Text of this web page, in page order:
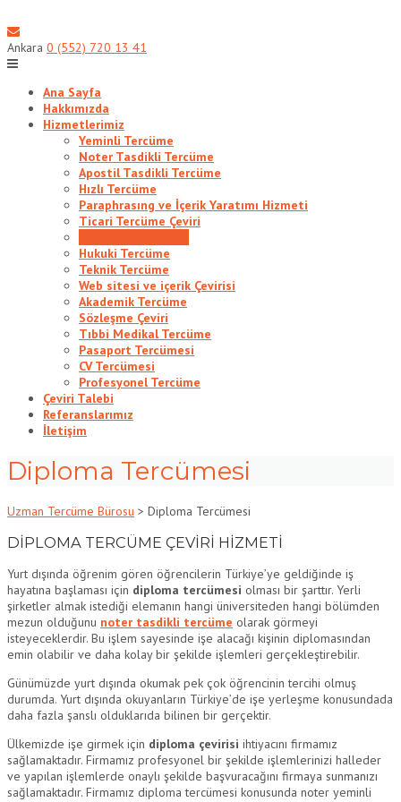
to
content
Ankara 0 (552) 720 13 41
Ana Sayfa
Hakkımızda
Hizmetlerimiz
Yeminli Tercüme
Noter Tasdikli Tercüme
Apostil Tasdikli Tercüme
Hızlı Tercüme
Paraphrasıng ve İçerik Yaratımı Hizmeti
Ticari Tercüme Çeviri
Hukuki Tercüme
Teknik Tercüme
Web sitesi ve içerik Çevirisi
Akademik Tercüme
Sözleşme Çeviri
Tıbbi Medikal Tercüme
Pasaport Tercümesi
CV Tercümesi
Profesyonel Tercüme
Çeviri Talebi
Referanslarımız
İletişim
Diploma Tercümesi
Uzman Tercüme Bürosu > Diploma Tercümesi
DİPLOMA TERCÜME ÇEVİRİ HİZMETİ
Yurt dışında öğrenim gören öğrencilerin Türkiye’ye geldiğinde iş
hayatına başlaması için diploma tercümesi olması bir şarttır. Yerli
şirketler almak istediği elemanın hangi üniversiteden hangi bölümden
mezun olduğunu noter tasdikli tercüme olarak görmeyi
isteyeceklerdir. Bu işlem sayesinde işe alacağı kişinin diplomasından
emin olabilir ve daha kolay bir şekilde işlemleri gerçekleştirebilir.
Günümüzde yurt dışında okumak pek çok öğrencinin tercihi olmuş
durumda. Yurt dışında okuyanların Türkiye’de işe yerleşme konusundada
daha fazla şanslı olduklarıda bilinen bir gerçektir.
Ülkemizde işe girmek için diploma çevirisi ihtiyacını firmamız
sağlamaktadır. Firmamız profesyonel bir şekilde işlemlerinizi halleder
ve yapılan işlemlerde onaylı şekilde başvuracağını firmaya sunmanızı
sağlamaktadır. Firmamız diploma tercümesi konusunda noter yeminli